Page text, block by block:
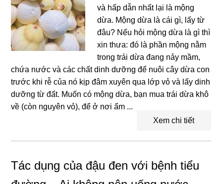
và hấp dẫn nhất lại là mộng
dừa. Mộng dừa là cái gì, lấy từ
đâu? Nếu hỏi mộng dừa là gì thì
xin thưa: đó là phần mộng nằm
trong trái dừa đang nảy mầm,
chứa nước và các chất dinh dưỡng để nuôi cây dừa con
trước khi rễ của nó kịp đâm xuyên qua lớp vỏ và lấy dinh
dưỡng từ đất. Muốn có mộng dừa, bạn mua trái dừa khô
về (còn nguyên vỏ), để ở nơi ẩm ...
Xem chi tiết
Tác dụng của đậu đen với bệnh tiểu